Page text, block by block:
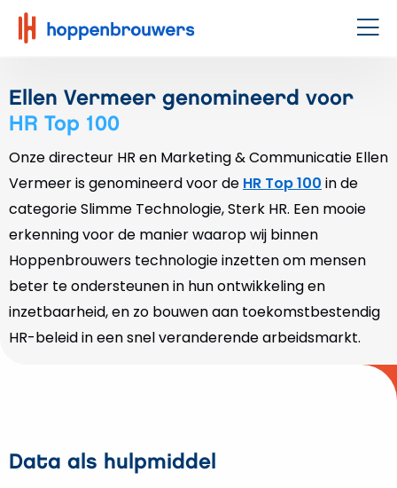
Hoppenbrouwers
|
techniek
leeft
Ellen Vermeer genomineerd voor
HR Top 100
Onze directeur HR en Marketing & Communicatie Ellen
Vermeer is genomineerd voor de HR Top 100 in de
categorie Slimme Technologie, Sterk HR. Een mooie
erkenning voor de manier waarop wij binnen
Hoppenbrouwers technologie inzetten om mensen
beter te ondersteunen in hun ontwikkeling en
inzetbaarheid, en zo bouwen aan toekomstbestendig
HR-beleid in een snel veranderende arbeidsmarkt.
Data als hulpmiddel